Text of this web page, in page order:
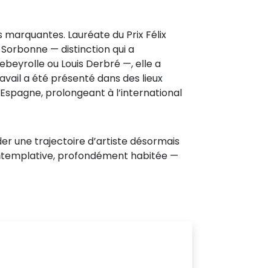
Lauréate du Prix Félix
— distinction qui a
ou Louis Derbré —, elle a
a été présenté dans des lieux
prolongeant à l’international
une trajectoire d’artiste désormais
profondément habitée —